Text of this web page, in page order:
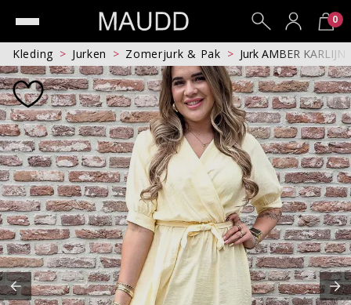
0
Kleding Jurken Zomerjurk & Pak Jurk AMBER KARLIJN